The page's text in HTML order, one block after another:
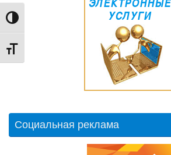
Переключить на высокую контрастность
Переключить на увеличенный шрифт
Социальная реклама